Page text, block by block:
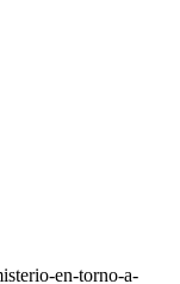
en-torno-a-